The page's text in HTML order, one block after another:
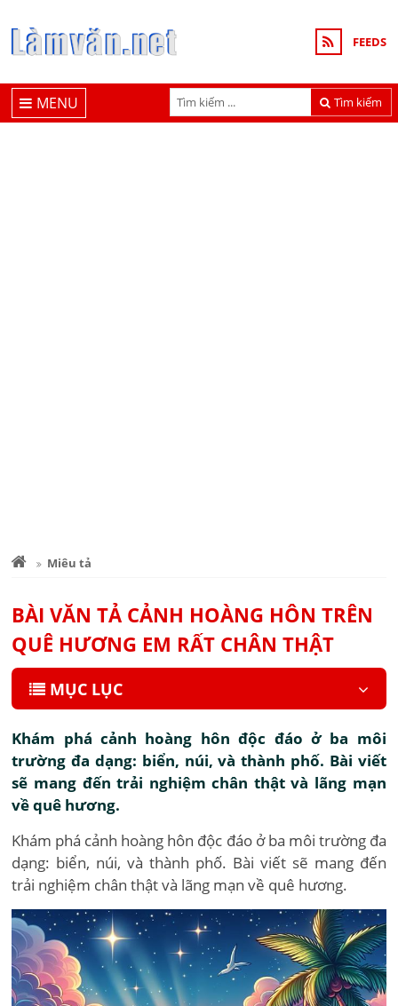
FEEDS
Tìm kiếm
MENU
Miêu tả
BÀI VĂN TẢ CẢNH HOÀNG HÔN TRÊN
QUÊ HƯƠNG EM RẤT CHÂN THẬT
MỤC LỤC
Khám phá cảnh hoàng hôn độc đáo ở ba môi
trường đa dạng: biển, núi, và thành phố. Bài viết
sẽ mang đến trải nghiệm chân thật và lãng mạn
về quê hương.
Khám phá cảnh hoàng hôn độc đáo ở ba môi trường đa
dạng: biển, núi, và thành phố. Bài viết sẽ mang đến
trải nghiệm chân thật và lãng mạn về quê hương.